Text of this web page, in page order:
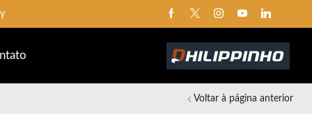
Voltar à página anterior